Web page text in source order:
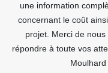
une information
concernant le coût
projet. Merci de
répondre à toute vos